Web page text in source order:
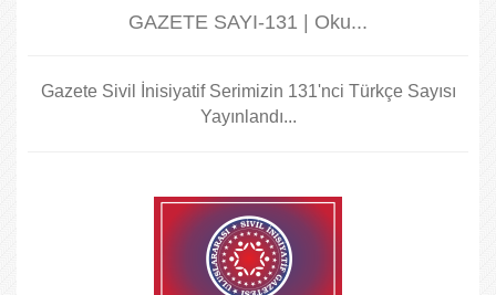
GAZETE SAYI-131 | Oku...
Gazete Sivil İnisiyatif Serimizin 131'nci Türkçe Sayısı
Yayınlandı...